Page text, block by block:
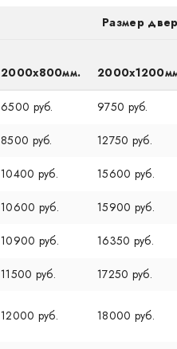
Размер
2000x800мм.
6500 руб. 9750 руб.
8500 руб. 12750 руб.
10400 руб. 15600 руб.
10600 руб. 15900 руб.
10900 руб. 16350 руб.
11500 руб. 17250 руб.
12000 руб. 18000 руб.